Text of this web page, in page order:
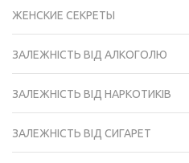
ЖЕНСКИЕ СЕКРЕТЫ
ЗАЛЕЖНІСТЬ ВІД АЛКОГОЛЮ
ЗАЛЕЖНІСТЬ ВІД НАРКОТИКІВ
ЗАЛЕЖНІСТЬ ВІД СИГАРЕТ